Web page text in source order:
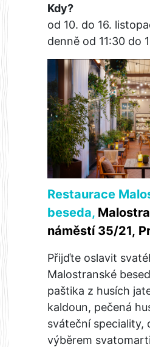
Kdy?
od 10. do 16.
denně od 11:30 do
Restaurace
beseda,
náměstí 35/21,
Přijďte oslavit
Malostranské
paštika z husích
kaldoun, pečená
sváteční speciality,
výběrem